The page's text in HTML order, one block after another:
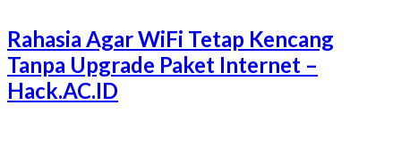
Rahasia Agar WiFi Tetap Kencang
Tanpa Upgrade Paket Internet –
Hack.AC.ID